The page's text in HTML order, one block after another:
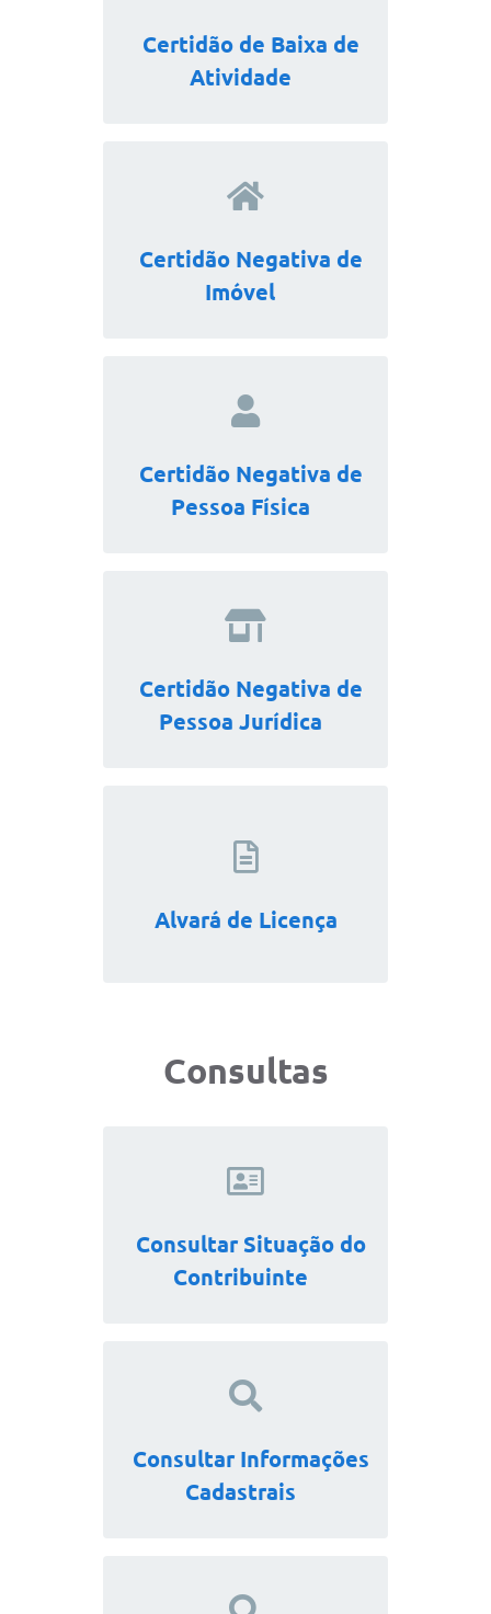
Certidão de Baixa de
Atividade
Certidão Negativa de
Imóvel
Certidão Negativa de
Pessoa Física
Certidão Negativa de
Pessoa Jurídica
Alvará de Licença
Consultas
Consultar Situação do
Contribuinte
Consultar Informações
Cadastrais